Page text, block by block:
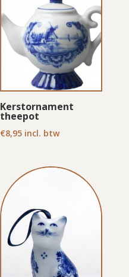
Kerstornament
theepot
€8,95 incl. btw